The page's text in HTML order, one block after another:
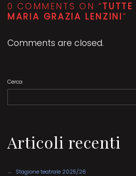
0 COMMENTS ON “
MARIA GRAZIA LENZINI”
Comments are closed.
Cerca
Articoli recenti
Stagione teatrale 2025/26